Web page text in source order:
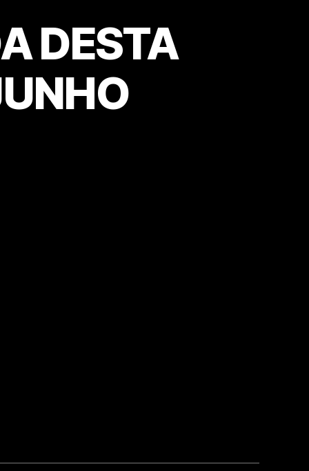
DESTA